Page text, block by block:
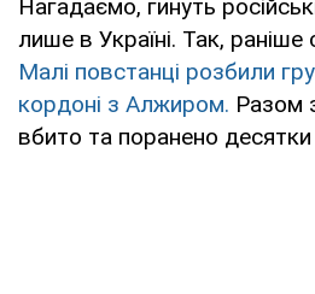
Нагадаємо, гинуть
лише в Україні. Так,
Малі повстанці розбили
кордоні з Алжиром. Разом
вбито та поранено десятки